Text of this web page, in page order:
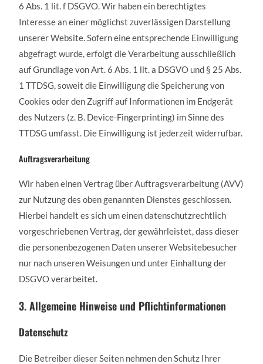
6 Abs. 1 lit. f DSGVO. Wir haben ein berechtigtes
Interesse an einer möglichst zuverlässigen Darstellung
unserer Website. Sofern eine entsprechende Einwilligung
abgefragt wurde, erfolgt die Verarbeitung ausschließlich
auf Grundlage von Art. 6 Abs. 1 lit. a DSGVO und § 25 Abs.
1 TTDSG, soweit die Einwilligung die Speicherung von
Cookies oder den Zugriff auf Informationen im Endgerät
des Nutzers (z. B. Device-Fingerprinting) im Sinne des
TTDSG umfasst. Die Einwilligung ist jederzeit widerrufbar.
Auftragsverarbeitung
Wir haben einen Vertrag über Auftragsverarbeitung (AVV)
zur Nutzung des oben genannten Dienstes geschlossen.
Hierbei handelt es sich um einen datenschutzrechtlich
vorgeschriebenen Vertrag, der gewährleistet, dass dieser
die personenbezogenen Daten unserer Websitebesucher
nur nach unseren Weisungen und unter Einhaltung der
DSGVO verarbeitet.
3. Allgemeine Hinweise und Pflichtinformationen
Datenschutz
Die Betreiber dieser Seiten nehmen den Schutz Ihrer